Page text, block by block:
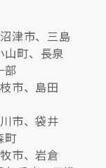
津市、三島
町、長泉
部
市、島田
市、袋井
町
市、岩倉